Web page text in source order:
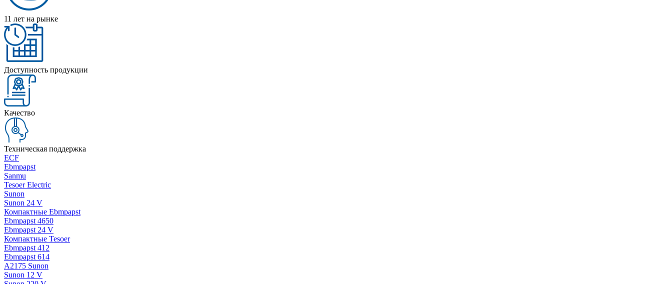
11 лет на рынке
Доступность продукции
Качество
Техническая поддержка
ECF
Ebmpapst
Sanmu
Tesoer Electric
Sunon
Sunon 24 V
Компактные Ebmpapst
Ebmpapst 4650
Ebmpapst 24 V
Компактные Tesoer
Ebmpapst 412
Ebmpapst 614
A2175 Sunon
Sunon 12 V